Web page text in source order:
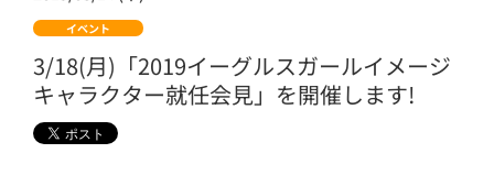
イベント
3/18(月)「2019イーグルスガールイメージ
キャラクター就任会見」を開催します!